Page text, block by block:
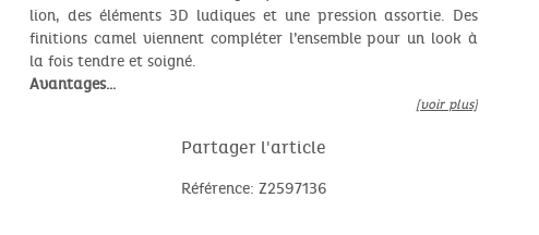
lion, des éléments 3D ludiques et une pression assortie. Des
finitions camel viennent compléter l’ensemble pour un look à
la fois tendre et soigné.
Avantages…
[voir plus]
Partager l'article
Référence: Z2597136